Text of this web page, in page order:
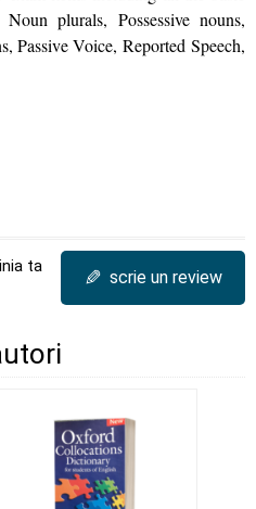
plurals, Possessive nouns,
Passive Voice, Reported Speech,
ta
✎ scrie un review